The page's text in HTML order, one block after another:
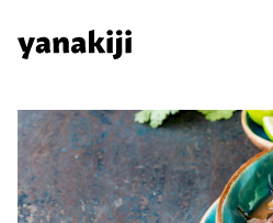
content